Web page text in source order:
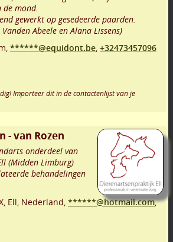
mond.
gewerkt op gesedeerde paarden.
Abeele en Alana Lissens)
******@equidont.be +32473457096
Importeer dit in de contactenlijst van je
- van Rozen
onderdeel van
(Midden Limburg)
behandelingen
Ell Nederland, ******@hotmail.com,